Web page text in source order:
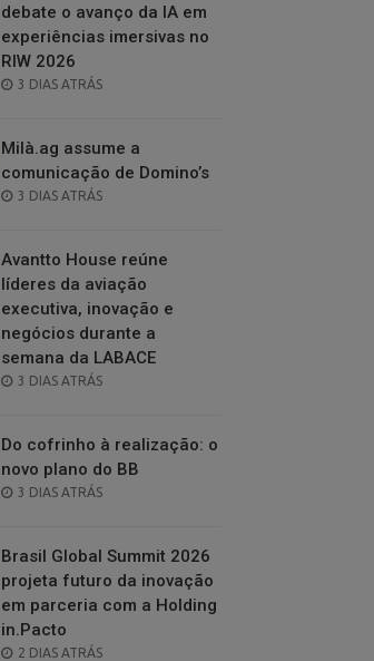
debate o avanço da IA em
experiências imersivas no
RIW 2026
POSTED
3 DIAS ATRÁS
Milà.ag assume a
comunicação de Domino’s
POSTED
3 DIAS ATRÁS
Avantto House reúne
líderes da aviação
executiva, inovação e
negócios durante a
semana da LABACE
POSTED
3 DIAS ATRÁS
Do cofrinho à realização: o
novo plano do BB
POSTED
3 DIAS ATRÁS
Brasil Global Summit 2026
projeta futuro da inovação
em parceria com a Holding
in.Pacto
POSTED
2 DIAS ATRÁS